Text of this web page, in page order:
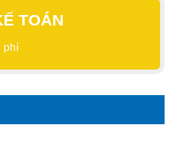
TOÁN
phí